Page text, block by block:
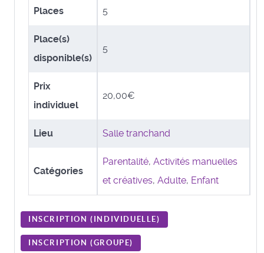
Places 5
Place(s)
disponible(s)
5
Prix
individuel
20,00€
Lieu Salle tranchand
Catégories
Parentalité, Activités manuelles
et créatives, Adulte, Enfant
INSCRIPTION ( INDIVIDUELLE)
INSCRIPTION (GROUPE)